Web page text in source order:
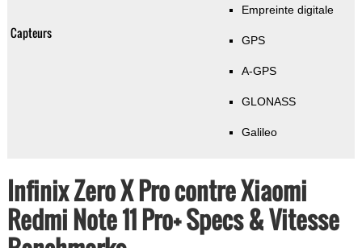
Capteurs
Empreinte digitale
GPS
A-GPS
GLONASS
Galileo
Infinix Zero X Pro contre Xiaomi
Redmi Note 11 Pro+ Specs & Vitesse